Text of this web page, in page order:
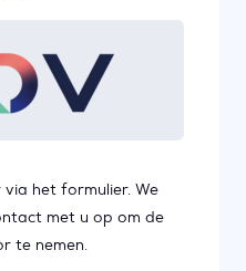
het formulier. We
met u op om de
te nemen.